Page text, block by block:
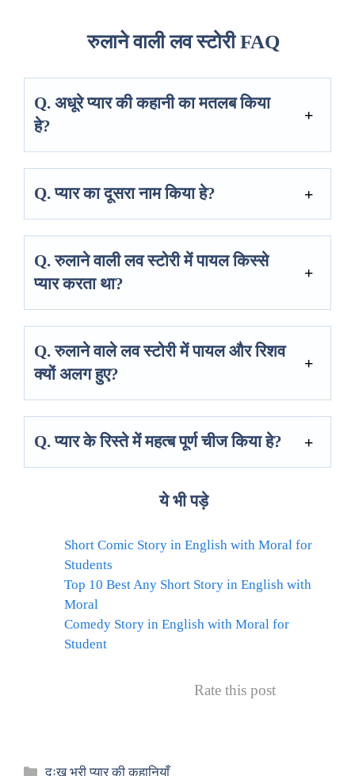
रुलाने वाली लव स्टोरीFAQ
Q. अधूरे प्यार की कहानी का मतलब किया
हे?
Q. प्यार का दूसरा नाम किया हे?
Q. रुलाने वाली लव स्टोरी में पायल किस्से
प्यार करता था?
Q. रुलाने वाले लव स्टोरी में पायल और रिशव
क्यों अलग हुए?
Q. प्यार के रिस्ते में महत्ब पूर्ण चीज किया हे?
ये भी पड़े
Short Comic Story in English with Moral for
Students
Top 10 Best Any Short Story in English with
Moral
Comedy Story in English with Moral for
Student
Rate this post
Categories
दुःख भरी प्यार की कहानियाँ